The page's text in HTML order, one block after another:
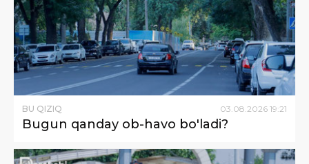
BU QIZIQ 03 08 2026 19:21
Bugun qanday ob-havo bo'ladi?